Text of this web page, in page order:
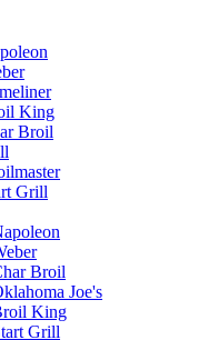
King
Broil
Grill
Broil
Joe's
King
Grill